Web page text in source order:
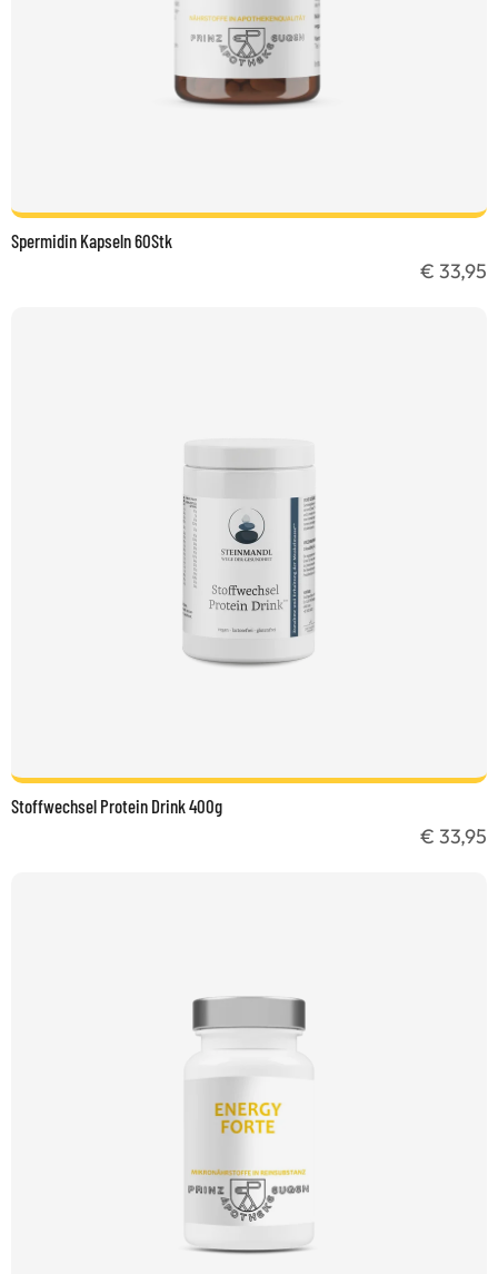
Spermidin Kapseln 60Stk
€ 33,95
Stoffwechsel Protein Drink 400g
€ 33,95